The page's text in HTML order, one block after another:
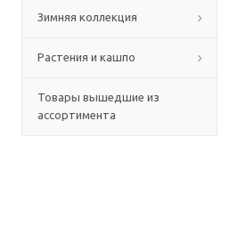
Зимняя коллекция
Растения и кашпо
Товары вышедшие из
ассортимента